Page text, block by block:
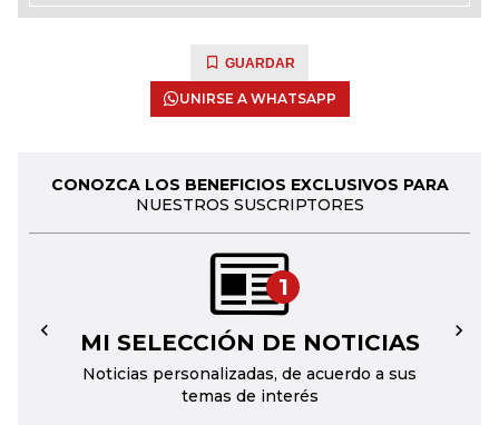
GUARDAR
UNIRSE A WHATSAPP
CONOZCA LOS BENEFICIOS EXCLUSIVOS PARA
NUESTROS SUSCRIPTORES
1
MI SELECCIÓN DE NOTICIAS
Noticias personalizadas, de acuerdo a sus
temas de interés
← →